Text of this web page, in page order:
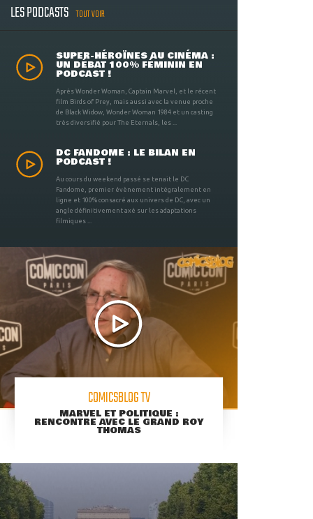
LES PODCASTS TOUT VOIR
SUPER-HÉROÏNES AU CINÉMA :
UN DÉBAT 100% FÉMININ EN
PODCAST !
Après Wonder Woman, Captain Marvel, et le récent
film Birds of Prey, mais aussi avec la venue proche
de Black Widow, Wonder Woman 1984 et un casting
très diversifié pour The Eternals, les ...
DC FANDOME : LE BILAN EN
PODCAST !
Au cours du weekend passé se tenait le DC
Fandome, premier évènement intégralement en
ligne et 100% consacré aux univers de DC, avec un
angle définitivement axé sur les adaptations
filmiques ...
COMICSBLOG TV
MARVEL ET POLITIQUE :
RENCONTRE AVEC LE GRAND ROY
THOMAS